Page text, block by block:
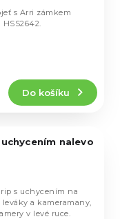
Do košíku
s Arri zámkem
nalevo
s uchycením na
a kameramany,
v levé ruce.